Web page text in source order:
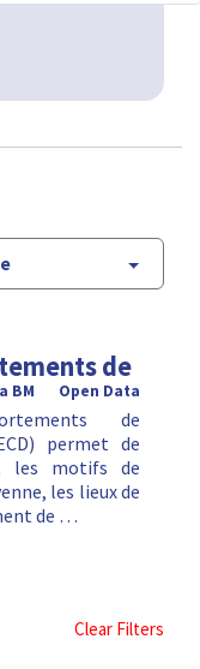
de
Open Data
BM
de
permet de
les motifs de
les lieux de
de …
Clear Filters